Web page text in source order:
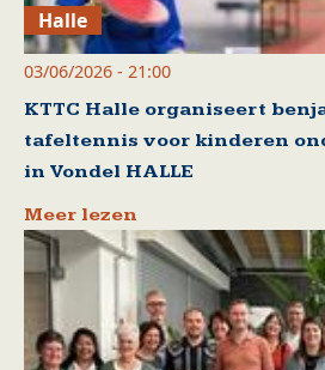
Halle
03/06/2026 - 21:00
KTTC Halle organiseert
tafeltennis voor kinderen
in Vondel HALLE
Meer lezen